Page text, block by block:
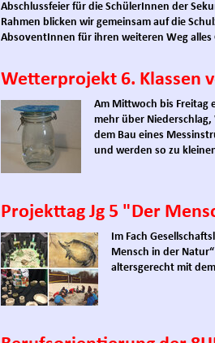
Abschlussfeier für die SchülerInnen der
Rahmen blicken wir gemeinsam auf die
AbsoventInnen für ihren weiteren Weg alles
Wetterprojekt 6. Klassen
Am Mittwoch bis Freitag
mehr über
dem Bau eines
und werden so zu
Projekttag Jg 5 "Der
Im Fach
Mensch in der
altersgerecht mit